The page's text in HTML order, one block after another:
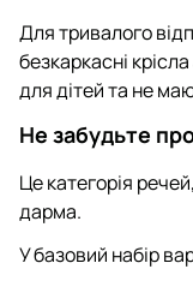
Для тривалого
безкаркасні
для дітей та не
Не забудьте
Це категорія
дарма.
У базовий набір